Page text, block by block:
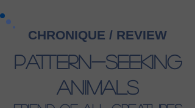
CHRONIQUE / REVIEW
Pattern-Seeking
Animals